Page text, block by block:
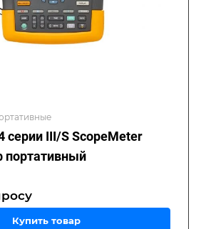
серии III/S ScopeMeter
портативный
росу
Купить товар